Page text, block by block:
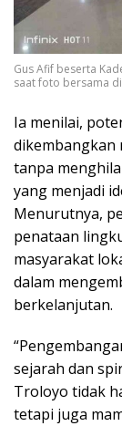
Gus Afif beserta
saat foto bersama
Ia menilai,
dikembangkan
tanpa
yang menjadi
Menurutnya,
penataan
masyarakat
dalam
berkelanjutan.
sejarah dan
Troloyo tidak
tetapi juga